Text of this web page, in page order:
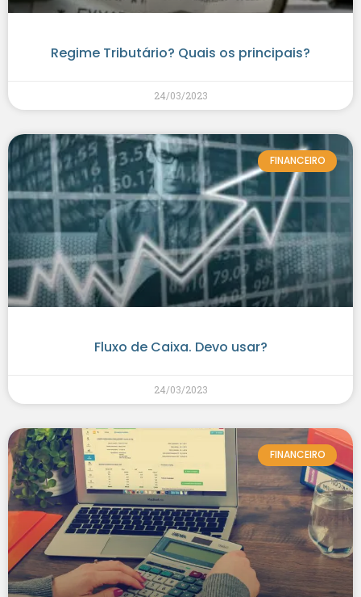
Regime Tributário? Quais os principais?
24/03/2023
FINANCEIRO
Fluxo de Caixa. Devo usar?
24/03/2023
FINANCEIRO